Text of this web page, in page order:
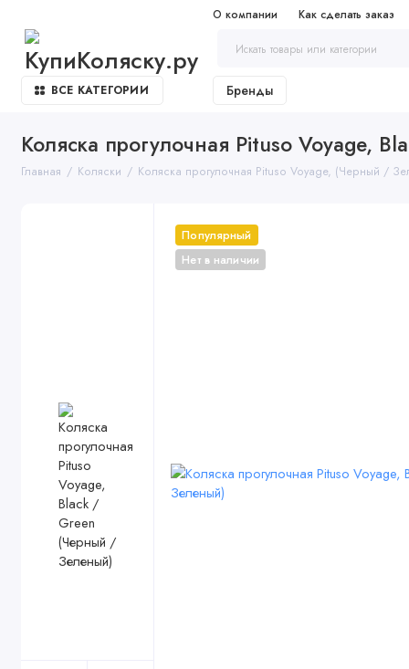
О компании Как сделать заказ
ВСЕ КАТЕГОРИИ Бренды
Коляска прогулочная Pituso Voyage,
Главная Коляски Коляска прогулочная Pituso Voyage, (Черный /
Популярный
Нет в наличии